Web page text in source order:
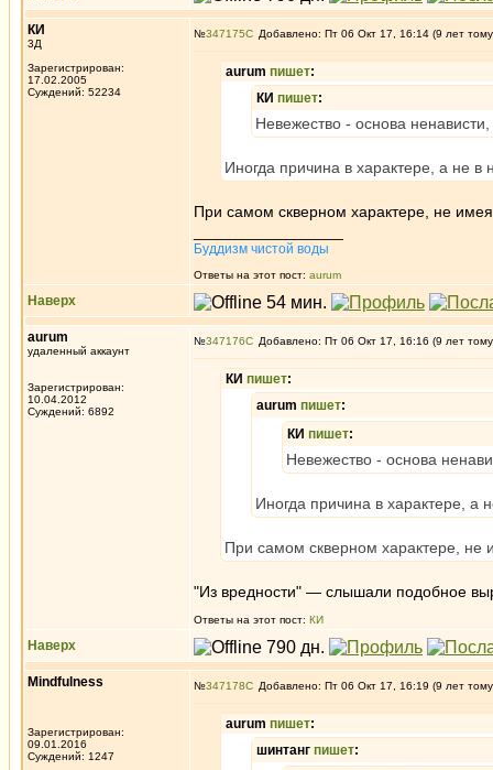
КИ
3Д
Зарегистрирован:
17.02.2005
Суждений: 52234
№347175 Добавлено: Пт 06 Окт 17, 16:14 (9 лет
aurum пишет:
КИ пишет:
Невежество - основа
Иногда причина в характере, а не в
При самом скверном характере, не
Буддизм чистой воды
Ответы на этот пост: aurum
Наверх
aurum
удаленный аккаунт
Зарегистрирован:
10.04.2012
Суждений: 6892
№347176 Добавлено: Пт 06 Окт 17, 16:16 (9 лет
КИ пишет:
aurum пишет:
КИ пишет:
Невежество - основа
Иногда причина в характере, а
При самом скверном характере, не
"Из вредности" — слышали подобное
Ответы на этот пост: КИ
Наверх
Mindfulness
Зарегистрирован:
09.01.2016
Суждений: 1247
№347178 Добавлено: Пт 06 Окт 17, 16:19 (9 лет
aurum пишет:
шинтанг пишет: